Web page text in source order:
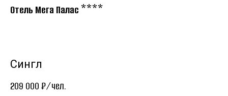
Отель Мега Палас ****
Сингл
209 000 ₽/чел.